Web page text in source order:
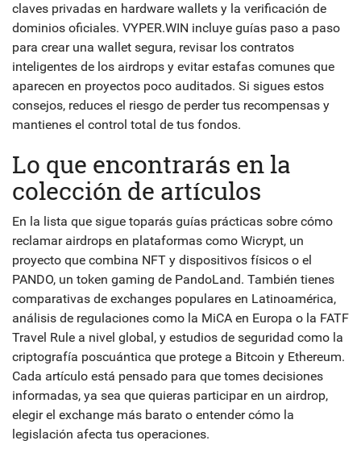
claves privadas en hardware wallets y la verificación de
dominios oficiales. VYPER.WIN incluye guías paso a paso
para crear una wallet segura, revisar los contratos
inteligentes de los airdrops y evitar estafas comunes que
aparecen en proyectos poco auditados. Si sigues estos
consejos, reduces el riesgo de perder tus recompensas y
mantienes el control total de tus fondos.
Lo que encontrarás en la
colección de artículos
En la lista que sigue toparás guías prácticas sobre cómo
reclamar airdrops en plataformas como Wicrypt, un
proyecto que combina NFT y dispositivos físicos o el
PANDO, un token gaming de PandoLand. También tienes
comparativas de exchanges populares en Latinoamérica,
análisis de regulaciones como la MiCA en Europa o la FATF
Travel Rule a nivel global, y estudios de seguridad como la
criptografía poscuántica que protege a Bitcoin y Ethereum.
Cada artículo está pensado para que tomes decisiones
informadas, ya sea que quieras participar en un airdrop,
elegir el exchange más barato o entender cómo la
legislación afecta tus operaciones.